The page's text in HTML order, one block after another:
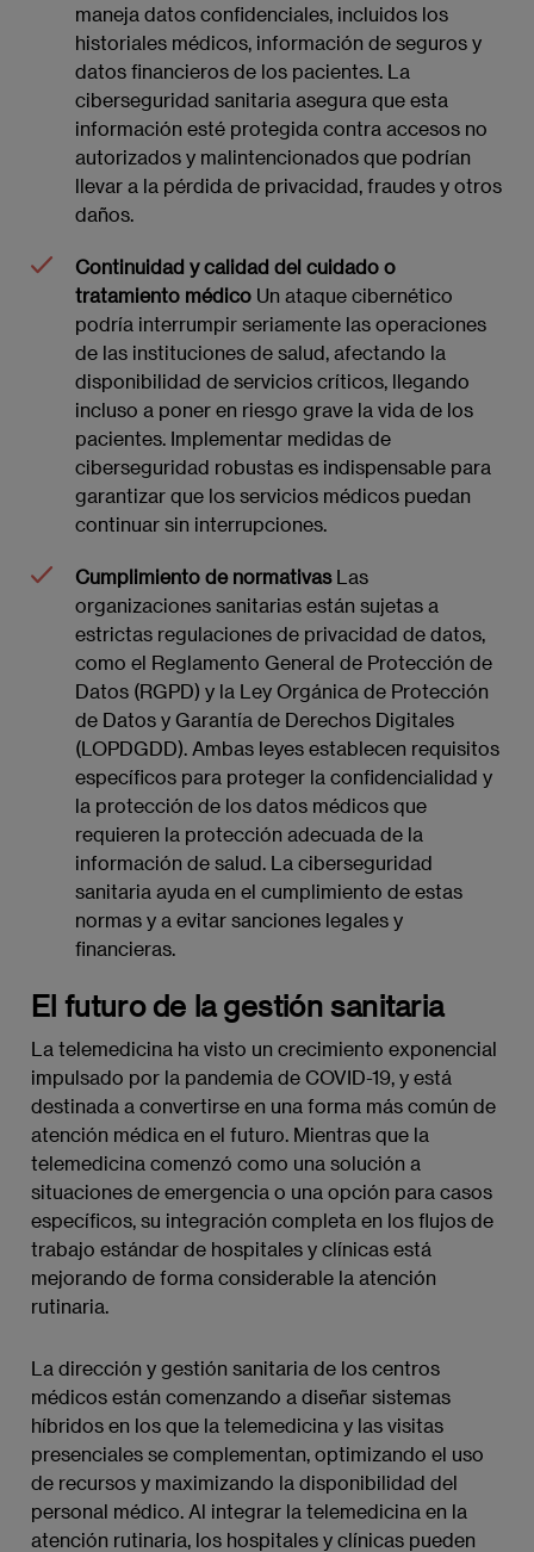
maneja datos confidenciales, incluidos los
historiales médicos, información de seguros y
datos financieros de los pacientes. La
ciberseguridad sanitaria asegura que esta
información esté protegida contra accesos no
autorizados y malintencionados que podrían
llevar a la pérdida de privacidad, fraudes y otros
daños.
Continuidad y calidad del cuidado o
tratamiento médico Un ataque cibernético
podría interrumpir seriamente las operaciones
de las instituciones de salud, afectando la
disponibilidad de servicios críticos, llegando
incluso a poner en riesgo grave la vida de los
pacientes. Implementar medidas de
ciberseguridad robustas es indispensable para
garantizar que los servicios médicos puedan
continuar sin interrupciones.
Cumplimiento de normativas Las
organizaciones sanitarias están sujetas a
estrictas regulaciones de privacidad de datos,
como el Reglamento General de Protección de
Datos (RGPD) y la Ley Orgánica de Protección
de Datos y Garantía de Derechos Digitales
(LOPDGDD). Ambas leyes establecen requisitos
específicos para proteger la confidencialidad y
la protección de los datos médicos que
requieren la protección adecuada de la
información de salud. La ciberseguridad
sanitaria ayuda en el cumplimiento de estas
normas y a evitar sanciones legales y
financieras.
El futuro de la gestión sanitaria
La telemedicina ha visto un crecimiento exponencial
impulsado por la pandemia de COVID-19, y está
destinada a convertirse en una forma más común de
atención médica en el futuro. Mientras que la
telemedicina comenzó como una solución a
situaciones de emergencia o una opción para casos
específicos, su integración completa en los flujos de
trabajo estándar de hospitales y clínicas está
mejorando de forma considerable la atención
rutinaria.
La dirección y gestión sanitaria de los centros
médicos están comenzando a diseñar sistemas
híbridos en los que la telemedicina y las visitas
presenciales se complementan, optimizando el uso
de recursos y maximizando la disponibilidad del
personal médico. Al integrar la telemedicina en la
atención rutinaria, los hospitales y clínicas pueden